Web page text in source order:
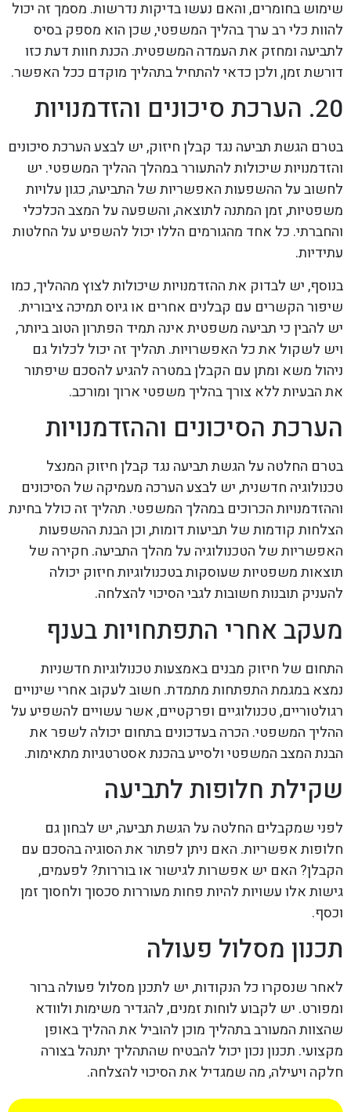
שימוש בחומרים, והאם נעשו בדיקות נדרשות. מסמך זה יכול
להוות כלי רב ערך בהליך המשפטי, שכן הוא מספק בסיס
לתביעה ומחזק את העמדה המשפטית. הכנת חוות דעת כזו
דורשת זמן, ולכן כדאי להתחיל בתהליך מוקדם ככל האפשר.
20. הערכת סיכונים והזדמנויות
בטרם הגשת תביעה נגד קבלן חיזוק, יש לבצע הערכת סיכונים
והזדמנויות שיכולות להתעורר במהלך ההליך המשפטי. יש
לחשוב על ההשפעות האפשריות של התביעה, כגון עלויות
משפטיות, זמן המתנה לתוצאה, והשפעה על המצב הכלכלי
והחברתי. כל אחד מהגורמים הללו יכול להשפיע על החלטות
עתידיות.
בנוסף, יש לבדוק את ההזדמנויות שיכולות לצוץ מההליך, כמו
שיפור הקשרים עם קבלנים אחרים או גיוס תמיכה ציבורית.
יש להבין כי תביעה משפטית אינה תמיד הפתרון הטוב ביותר,
ויש לשקול את כל האפשרויות. תהליך זה יכול לכלול גם
ניהול משא ומתן עם הקבלן במטרה להגיע להסכם שיפתור
את הבעיות ללא צורך בהליך משפטי ארוך ומורכב.
הערכת הסיכונים וההזדמנויות
בטרם החלטה על הגשת תביעה נגד קבלן חיזוק המנצל
טכנולוגיה חדשנית, יש לבצע הערכה מעמיקה של הסיכונים
וההזדמנויות הכרוכים במהלך המשפטי. תהליך זה כולל בחינת
הצלחות קודמות של תביעות דומות, וכן הבנת ההשפעות
האפשריות של הטכנולוגיה על מהלך התביעה. חקירה של
תוצאות משפטיות שעוסקות בטכנולוגיות חיזוק יכולה
להעניק תובנות חשובות לגבי הסיכוי להצלחה.
מעקב אחרי התפתחויות בענף
התחום של חיזוק מבנים באמצעות טכנולוגיות חדשניות
נמצא במגמת התפתחות מתמדת. חשוב לעקוב אחרי שינויים
רגולטוריים, טכנולוגיים ופרקטיים, אשר עשויים להשפיע על
ההליך המשפטי. הכרה בעדכונים בתחום יכולה לשפר את
הבנת המצב המשפטי ולסייע בהכנת אסטרטגיות מתאימות.
שקילת חלופות לתביעה
לפני שמקבלים החלטה על הגשת תביעה, יש לבחון גם
חלופות אפשריות. האם ניתן לפתור את הסוגיה בהסכם עם
הקבלן? האם יש אפשרות לגישור או בוררות? לפעמים,
גישות אלו עשויות להיות פחות מעוררות סכסוך ולחסוך זמן
וכסף.
תכנון מסלול פעולה
לאחר שנסקרו כל הנקודות, יש לתכנן מסלול פעולה ברור
ומפורט. יש לקבוע לוחות זמנים, להגדיר משימות ולוודא
שהצוות המעורב בתהליך מוכן להוביל את ההליך באופן
מקצועי. תכנון נכון יכול להבטיח שהתהליך יתנהל בצורה
חלקה ויעילה, מה שמגדיל את הסיכוי להצלחה.